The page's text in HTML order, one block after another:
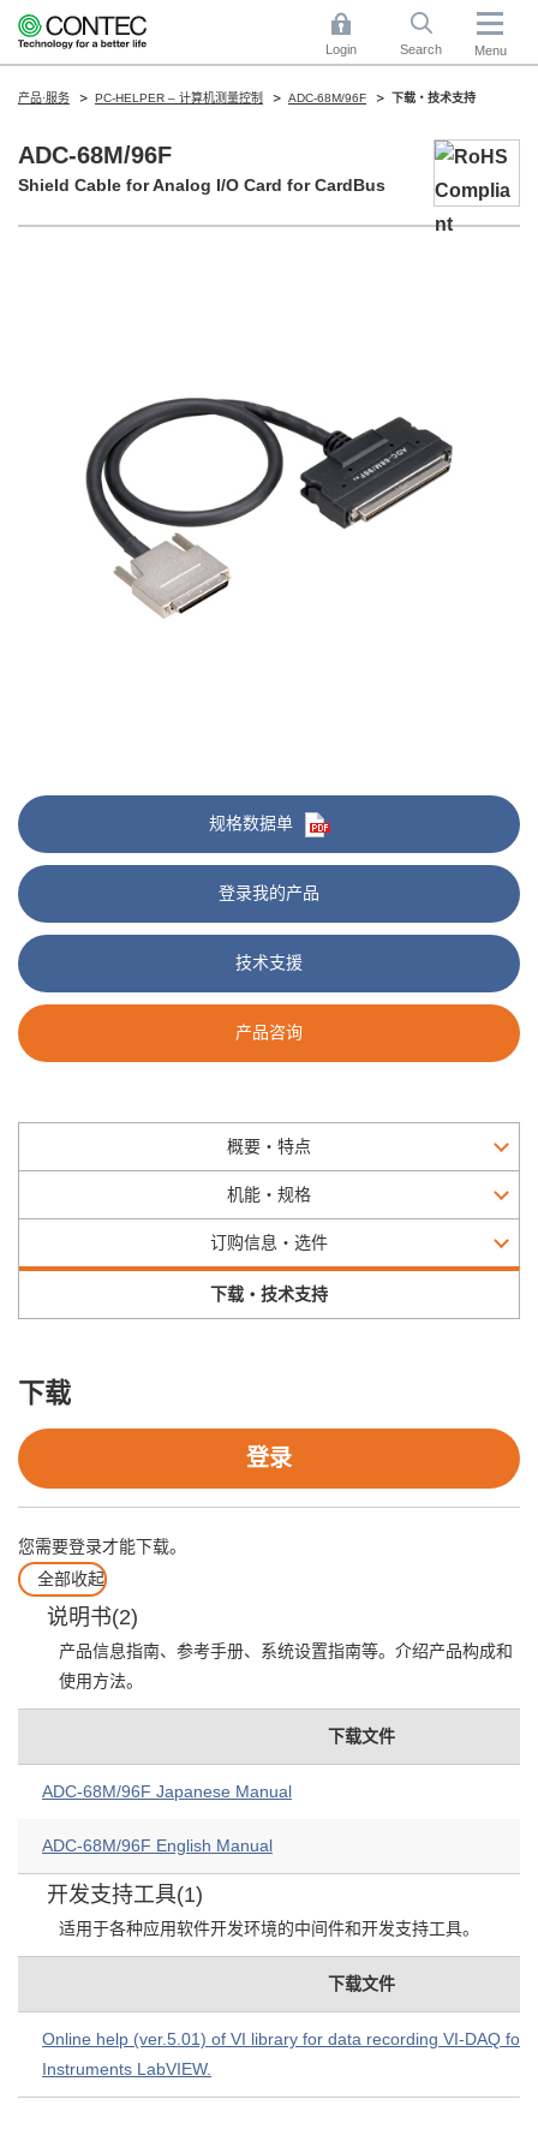
Login Search Menu
产品·服务 PC-HELPER – 计算机测量控制 ADC-68M/96F 下载・技术支持
ADC-68M/96F
Shield Cable for Analog I/O Card for CardBus
规格数据单
登录我的产品
技术支援
产品咨询
概要・特点
机能・规格
订购信息・选件
下载・技术支持
下载
登录
您需要登录才能下载。
全部收起
说明书(2)
产品信息指南、参考手册、系统设置指南等。介绍产品构成和
使用方法。
下载文件
ADC-68M/96F Japanese Manual
ADC-68M/96F English Manual
开发支持工具(1)
适用于各种应用软件开发环境的中间件和开发支持工具。
下载文件
Online help (ver.5.01) of VI library for data recording VI-DAQ for
Instruments LabVIEW.